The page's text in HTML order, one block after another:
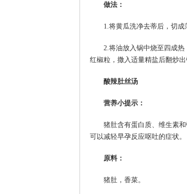
做法：
1.将黄瓜洗净去蒂后，切成
2.将油放入锅中烧至四成
红椒粒，撒入适量精盐后翻炒
酸辣肚丝汤
营养小提示：
猪肚含有蛋白质、维生素
可以减轻早孕反应呕吐的症状。
原料：
猪肚，香菜。